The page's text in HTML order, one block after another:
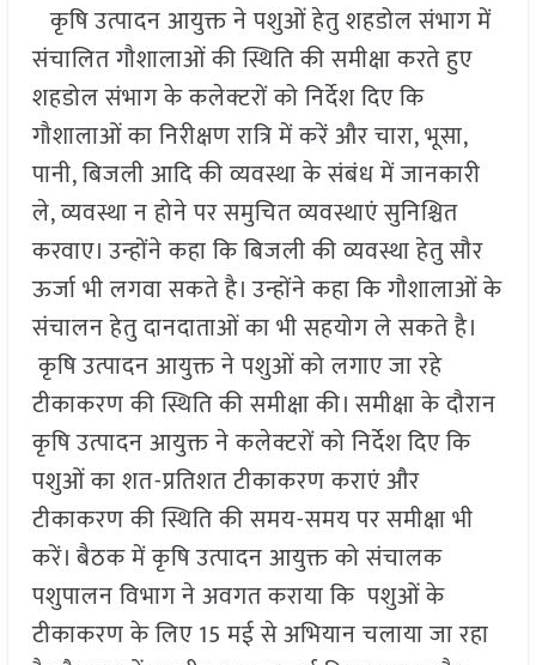
कृषि उत्पादन आयुक्त ने पशुओं हेतु शहडोल संभाग में
संचालित गौशालाओं की स्थिति की समीक्षा करते हुए
शहडोल संभाग के कलेक्टरों को निर्देश दिए कि
गौशालाओं का निरीक्षण रात्रि में करें और चारा, भूसा,
पानी, बिजली आदि की व्यवस्था के संबंध में जानकारी
ले, व्यवस्था न होने पर समुचित व्यवस्थाएं सुनिश्चित
करवाए। उन्होंने कहा कि बिजली की व्यवस्था हेतु सौर
ऊर्जा भी लगवा सकते है। उन्होंने कहा कि गौशालाओं के
संचालन हेतु दानदाताओं का भी सहयोग ले सकते है।
कृषि उत्पादन आयुक्त ने पशुओं को लगाए जा रहे
टीकाकरण की स्थिति की समीक्षा की। समीक्षा के दौरान
कृषि उत्पादन आयुक्त ने कलेक्टरों को निर्देश दिए कि
पशुओं का शत-प्रतिशत टीकाकरण कराएं और
टीकाकरण की स्थिति की समय-समय पर समीक्षा भी
करें। बैठक में कृषि उत्पादन आयुक्त को संचालक
पशुपालन विभाग ने अवगत कराया कि पशुओं के
टीकाकरण के लिए 15 मई से अभियान चलाया जा रहा